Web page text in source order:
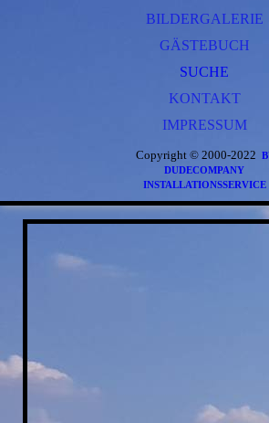
GEOPORTAL
SATZUNGEN
NOTRUF
LANDSCHLEICHER
SAGEN VON
BILDERGALERIE
GÄSTEBUCH
SUCHE
KONTAKT
IMPRESSUM
Copyright © 2000-2022
DUDECOMPANY
INSTALLATIONSSERVICE